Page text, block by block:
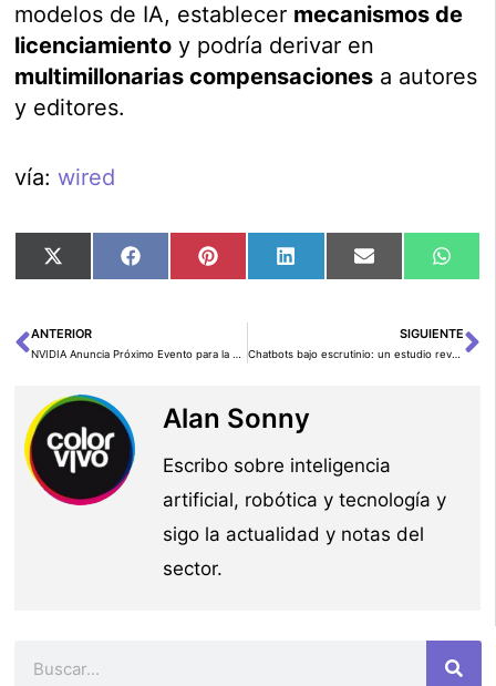
modelos de IA, establecer mecanismos de
licenciamiento y podría derivar en
multimillonarias compensaciones a autores
y editores.
vía:wired
Compartir
en
X
Compartir
en
FacebookCompartir
en
PinterestCompartir
en
LinkedInCompartir
en
Email
en
Ant
ANTERIOR SIGUIENTE
Alan Sonny
Escribo sobre inteligencia
artificial, robótica y tecnología y
sigo la actualidad y notas del
sector.